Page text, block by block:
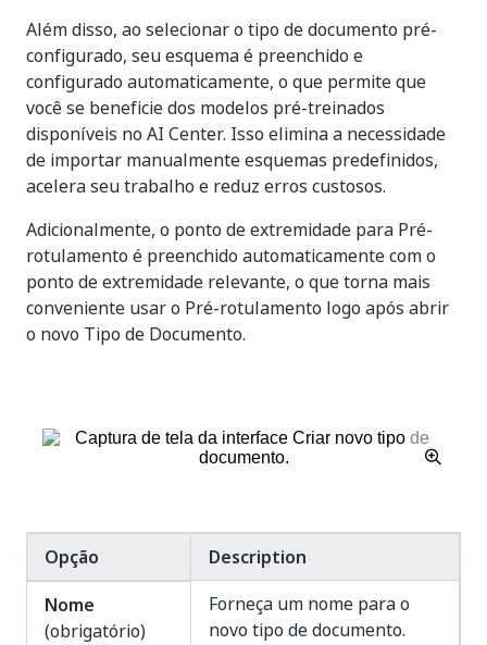
Além disso, ao selecionar o tipo de documento pré-
configurado, seu esquema é preenchido e
configurado automaticamente, o que permite que
você se beneficie dos modelos pré-treinados
disponíveis no AI Center. Isso elimina a necessidade
de importar manualmente esquemas predefinidos,
acelera seu trabalho e reduz erros custosos.
Adicionalmente, o ponto de extremidade para Pré-
rotulamento é preenchido automaticamente com o
ponto de extremidade relevante, o que torna mais
conveniente usar o Pré-rotulamento logo após abrir
o novo Tipo de Documento.
Opção
Description
Nome
(obrigatório)
Forneça um nome para o
novo tipo de documento.